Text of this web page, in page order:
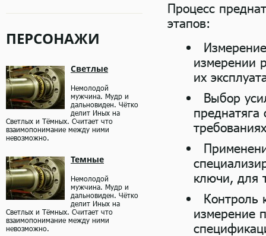
ПЕРСОНАЖИ
Светлые
Немолодой
мужчина. Мудр и
дальновиден. Чётко
делит Иных на
Светлых и Тёмных. Считает что
взаимопонимание между ними
невозможно.
Темные
Немолодой
мужчина. Мудр и
дальновиден. Чётко
делит Иных на
Светлых и Тёмных. Считает что
взаимопонимание между ними
невозможно.
Процесс
этапов:
измерении
их
Выбор
ключи, для
Контроль
измерение